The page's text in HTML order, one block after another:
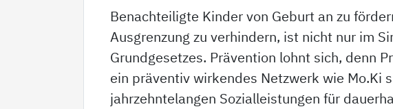
Benachteiligte Kinder von Geburt an zu
Ausgrenzung zu verhindern, ist nicht nur im
Grundgesetzes. Prävention lohnt sich, denn
ein präventiv wirkendes Netzwerk wie Mo.Ki
jahrzehntelangen Sozialleistungen für